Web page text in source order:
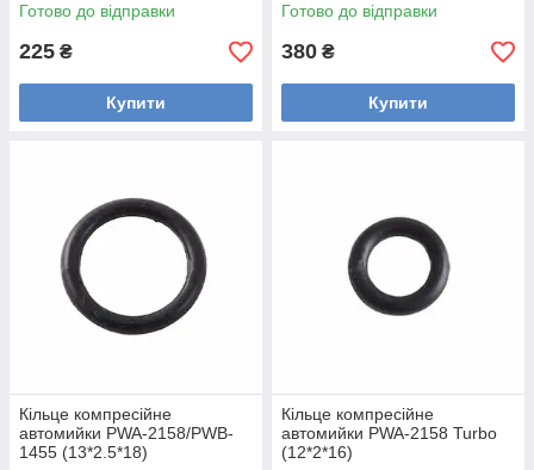
Готово до відправки
225 ₴
Купити
Готово до відправки
380 ₴
Купити
Кільце компресійне
автомийки PWA-2158/PWB-
1455 (13*2.5*18)
Кільце компресійне
автомийки PWA-2158 Turbo
(12*2*16)